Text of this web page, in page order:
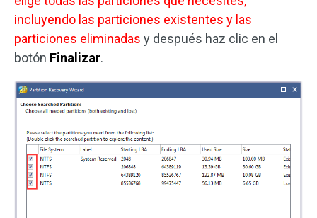
incluyendo las particiones existentes y las
particiones eliminadas y después haz clic en el
botón Finalizar.